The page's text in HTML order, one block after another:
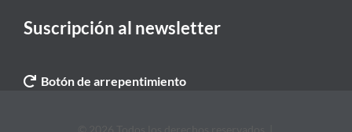
Suscripción al newsletter
Botón de arrepentimiento